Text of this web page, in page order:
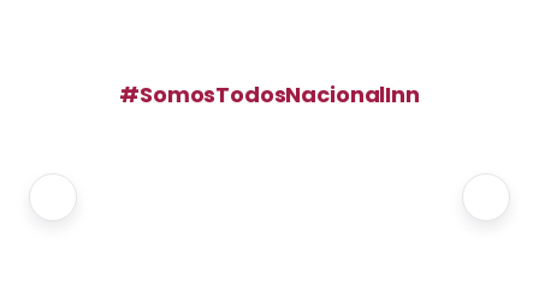
#SomosTodosNacionalInn